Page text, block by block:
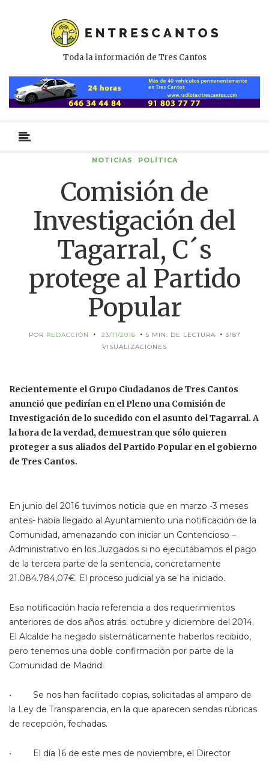
Toda la información de Tres Cantos
primario
NOTICIAS POLÍTICA
Comisión de
Investigación del
Tagarral, C´s
protege al Partido
Popular
POR REDACCIÓN 23/11/2016 5 MIN. DE LECTURA
3187
VISUALIZACIONES
Recientemente el Grupo Ciudadanos de Tres Cantos
anunció que pedirían en el Pleno una Comisión de
Investigación de lo sucedido con el asunto del Tagarral. A
la hora de la verdad, demuestran que sólo quieren
proteger a sus aliados del Partido Popular en el gobierno
de Tres Cantos.
En junio del 2016 tuvimos noticia que en marzo -3 meses
antes- había llegado al Ayuntamiento una notificación de la
Comunidad, amenazando con iniciar un Contencioso –
Administrativo en los Juzgados si no ejecutábamos el pago
de la tercera parte de la sentencia, concretamente
21.084.784,07€. El proceso judicial ya se ha iniciado.
Esa notificación hacía referencia a dos requerimientos
anteriores de dos años atrás: octubre y diciembre del 2014.
El Alcalde ha negado sistemáticamente haberlos recibido,
pero tenemos una doble confirmación por parte de la
Comunidad de Madrid:
• Se nos han facilitado copias, solicitadas al amparo de
la Ley de Transparencia, en la que aparecen sendas rúbricas
de recepción, fechadas.
• El día 16 de este mes de noviembre, el Director